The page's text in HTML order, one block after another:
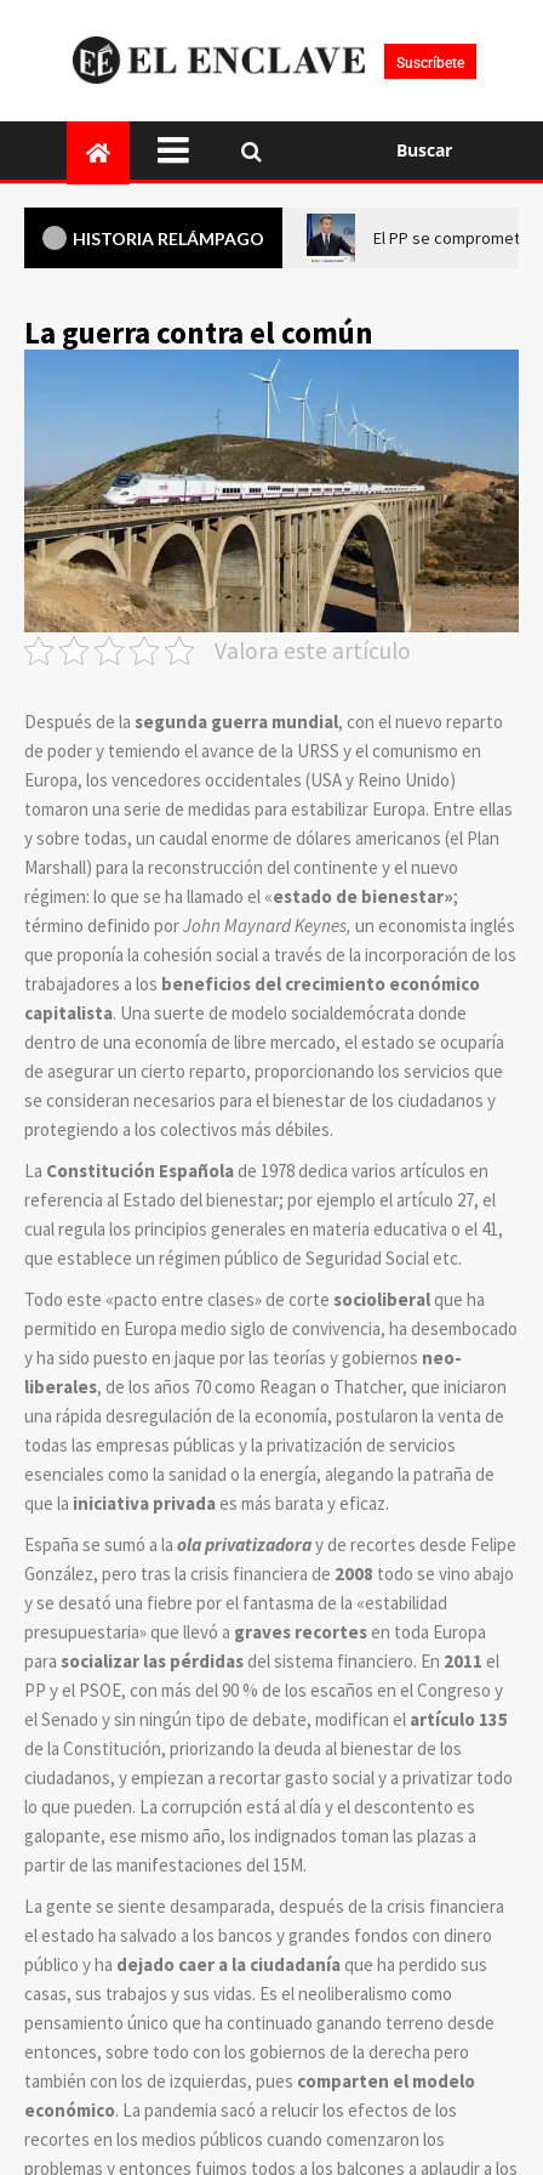
Suscríbete
Buscar
HISTORIA RELÁMPAGO El PP se compromete
La guerra contra el común
Valora este artículo
Después de la segunda guerra mundial, con el nuevo reparto
de poder y temiendo el avance de la URSS y el comunismo en
Europa, los vencedores occidentales (USA y Reino Unido)
tomaron una serie de medidas para estabilizar Europa. Entre ellas
y sobre todas, un caudal enorme de dólares americanos (el Plan
Marshall) para la reconstrucción del continente y el nuevo
régimen: lo que se ha llamado el «estado de bienestar»;
término definido porJohn Maynard Keynes, un economista inglés
que proponía la cohesión social a través de la incorporación de los
trabajadores a los beneficios del crecimiento económico
capitalista. Una suerte de modelo socialdemócrata donde
dentro de una economía de libre mercado, el estado se ocuparía
de asegurar un cierto reparto, proporcionando los servicios que
se consideran necesarios para el bienestar de los ciudadanos y
protegiendo a los colectivos más débiles.
La Constitución Españolade 1978 dedica varios artículos en
referencia al Estado del bienestar; por ejemplo el artículo 27, el
cual regula los principios generales en materia educativa o el 41,
que establece un régimen público de Seguridad Social etc.
Todo este «pacto entre clases» de corte socioliberalque ha
permitido en Europa medio siglo de convivencia, ha desembocado
y ha sido puesto en jaque por las teorías y gobiernos neo-
liberales, de los años 70 como Reagan o Thatcher, que iniciaron
una rápida desregulación de la economía, postularon la venta de
todas las empresas públicas y la privatización de servicios
esenciales como la sanidad o la energía, alegando la patraña de
que la iniciativa privadaes más barata y eficaz.
España se sumó a la ola privatizadoray de recortes desde Felipe
González, pero tras la crisis financiera de 2008 todo se vino abajo
y se desató una fiebre por el fantasma de la «estabilidad
presupuestaria» que llevó a graves recortesen toda Europa
para socializar las pérdidasdel sistema financiero. En 2011 el
PP y el PSOE, con más del 90 % de los escaños en el Congreso y
el Senado y sin ningún tipo de debate, modifican el artículo 135
de la Constitución, priorizando la deuda al bienestar de los
ciudadanos, y empiezan a recortar gasto social y a privatizar todo
lo que pueden. La corrupción está al día y el descontento es
galopante, ese mismo año, los indignados toman las plazas a
partir de las manifestaciones del 15M.
La gente se siente desamparada, después de la crisis financiera
el estado ha salvado a los bancos y grandes fondos con dinero
público y ha dejado caer a la ciudadaníaque ha perdido sus
casas, sus trabajos y sus vidas. Es el neoliberalismo como
pensamiento único que ha continuado ganando terreno desde
entonces, sobre todo con los gobiernos de la derecha pero
también con los de izquierdas, pues comparten el modelo
económico. La pandemia sacó a relucir los efectos de los
recortes en los medios públicos cuando comenzaron los
problemas y entonces fuimos todos a los balcones a aplaudir a los